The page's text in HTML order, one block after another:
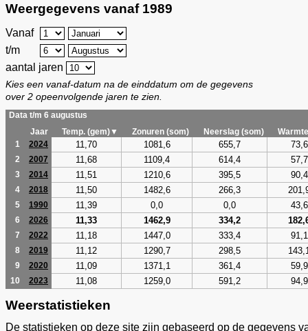
Weergegevens vanaf 1989
Vanaf
t/m
aantal jaren
Kies een vanaf-datum na de einddatum om de gegevens
over 2 opeenvolgende jaren te zien.
Data t/m 6 augustus
Jaar
Temp. (gem)▼ Zonuren (som) Neerslag (som)
1
2024 11,70 1081,6 655,7 73,6
2 2007 11,68 1109,4 614,4 57,7
3 2014 11,51 1210,6 395,5 90,4
4 2018 11,50 1482,6 266,3
5 1990 11,39 0,0 0,0 43,6
6 2026 11,33 1462,9 334,2
7 2022 11,18 1447,0 333,4 91,1
8 2019 11,12 1290,7 298,5
9 2020 11,09 1371,1 361,4 59,9
10 2023 11,08 1259,0 591,2 94,9
Weerstatistieken
De statistieken op deze site zijn gebaseerd op de gegevens